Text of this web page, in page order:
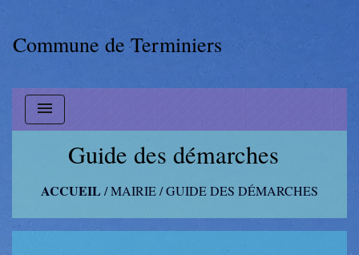
Commune de Terminiers
menu
Guide des démarches
ACCUEIL /MAIRIE/GUIDE DES DÉMARCHES